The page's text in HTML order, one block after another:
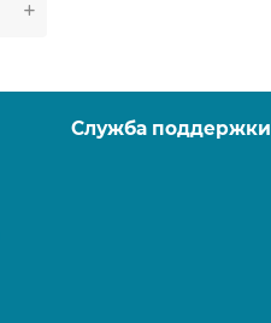
Служба поддержки